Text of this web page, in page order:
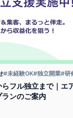
#未経験OK#独立開業#研
らフル独立まで｜エ
ンのご案内